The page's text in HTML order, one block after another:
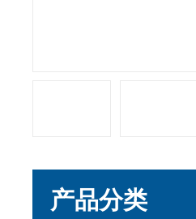
产品分类